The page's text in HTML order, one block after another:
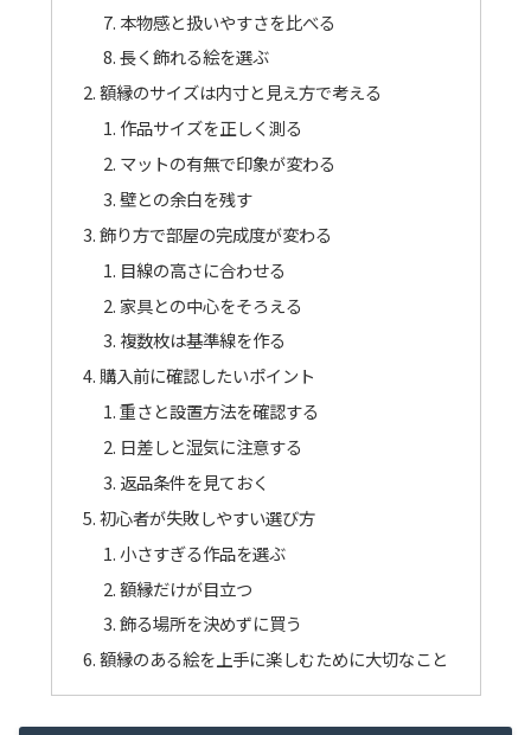
本物感と扱いやすさを比べる
長く飾れる絵を選ぶ
額縁のサイズは内寸と見え方で考える
作品サイズを正しく測る
マットの有無で印象が変わる
壁との余白を残す
飾り方で部屋の完成度が変わる
目線の高さに合わせる
家具との中心をそろえる
複数枚は基準線を作る
購入前に確認したいポイント
重さと設置方法を確認する
日差しと湿気に注意する
返品条件を見ておく
初心者が失敗しやすい選び方
小さすぎる作品を選ぶ
額縁だけが目立つ
飾る場所を決めずに買う
額縁のある絵を上手に楽しむために大切なこと